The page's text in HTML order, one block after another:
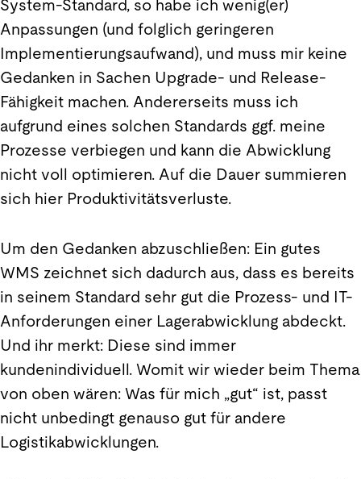
System-Standard, so habe ich wenig(er)
Anpassungen (und folglich geringeren
Implementierungsaufwand), und muss mir keine
Gedanken in Sachen Upgrade- und Release-
Fähigkeit machen. Andererseits muss ich
aufgrund eines solchen Standards ggf. meine
Prozesse verbiegen und kann die Abwicklung
nicht voll optimieren. Auf die Dauer summieren
sich hier Produktivitätsverluste.
Um den Gedanken abzuschließen: Ein gutes
WMS zeichnet sich dadurch aus, dass es bereits
in seinem Standard sehr gut die Prozess- und IT-
Anforderungen einer Lagerabwicklung abdeckt.
Und ihr merkt: Diese sind immer
kundenindividuell. Womit wir wieder beim Thema
von oben wären: Was für mich „gut“ ist, passt
nicht unbedingt genauso gut für andere
Logistikabwicklungen.